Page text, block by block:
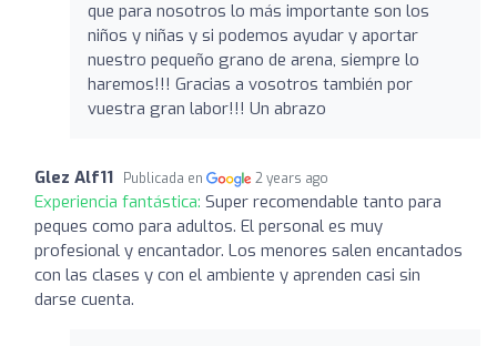
que para nosotros lo más importante son los
niños y niñas y si podemos ayudar y aportar
nuestro pequeño grano de arena, siempre lo
haremos!!! Gracias a vosotros también por
vuestra gran labor!!! Un abrazo
Glez Alf11 Publicada en 2 years ago
Experiencia fantástica: Super recomendable tanto para
peques como para adultos. El personal es muy
profesional y encantador. Los menores salen encantados
con las clases y con el ambiente y aprenden casi sin
darse cuenta.